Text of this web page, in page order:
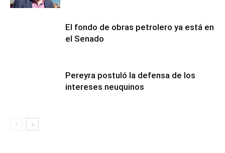
El fondo de obras petrolero ya está en
el Senado
Pereyra postuló la defensa de los
intereses neuquinos